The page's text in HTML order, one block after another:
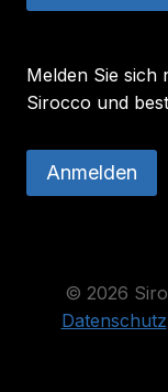
Melden Sie sich
Sirocco und
Anmelden
© 2026
Datenschutz